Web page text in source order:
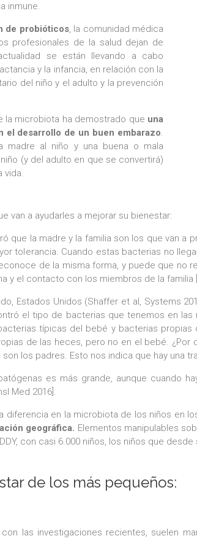
inmune.
de probióticos, la comunidad médica
profesionales de la salud dejan de
se están llevando a cabo
y la infancia, en relación con la
del niño y el adulto y la prevención
la microbiota ha demostrado que una
el desarrollo de un buen embarazo.
madre al niño y una buena o mala
(y del adulto en que se convertirá)
vida.
van a ayudarles a mejorar su bienestar:
que la madre y la familia son los que van
tolerancia. Cuando estas bacterias no
de la misma forma, y puede que no
y el contacto con los miembros de la familia
Estados Unidos (Shaffer et al, Systems
el tipo de bacterias que tenemos en las
típicas del bebé y bacterias
de las heces, pero no en el bebé. ¿Por
los padres. Esto nos indica que hay una
es más grande, aunque cuando
Med 2016].
en la microbiota de los niños en
geográfica. Elementos manipulables
con casi 6.000 niños, los niños que
de los más pequeños:
las investigaciones recientes, suelen